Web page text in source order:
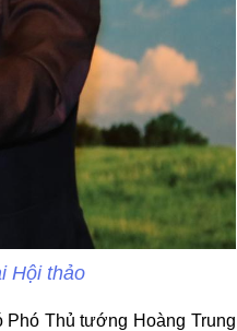
Hội thảo
Thủ tướng Hoàng Trung